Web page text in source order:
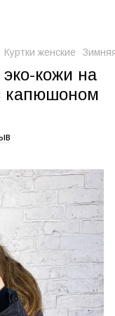
Куртки женские
кожи на
капюшоном